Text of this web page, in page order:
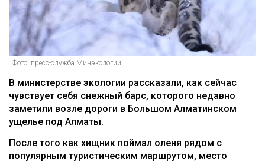
Фото: пресс-служба Минэкологии
В министерстве экологии рассказали, как сейчас
чувствует себя снежный барс, которого недавно
заметили возле дороги в Большом Алматинском
ущелье под Алматы.
После того как хищник поймал оленя рядом с
популярным туристическим маршрутом, место